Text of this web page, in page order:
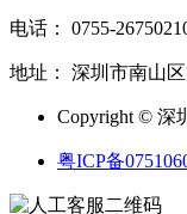
电话： 0755-
地址： 深圳市南山
Copyright © 深
粤ICP备